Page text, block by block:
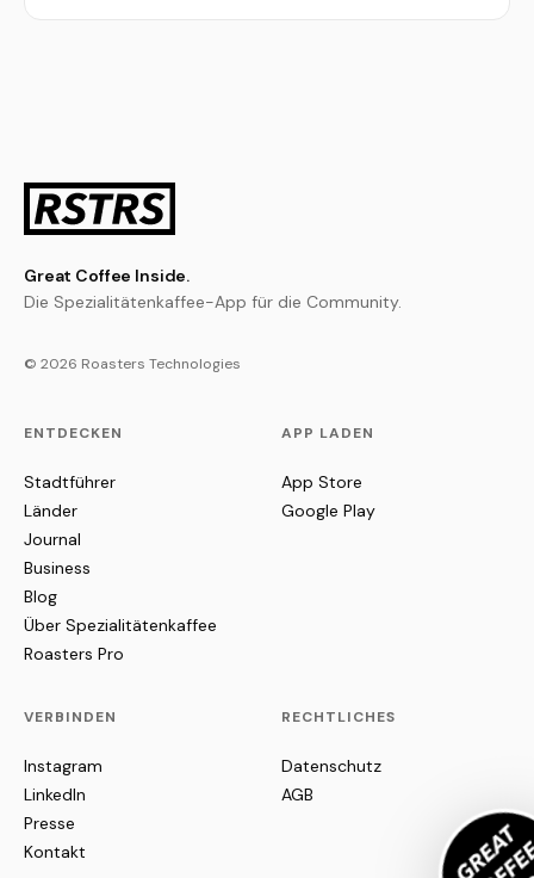
Great Coffee Inside.
Die Spezialitätenkaffee-App für die Community.
© 2026 Roasters Technologies
ENTDECKEN
Stadtführer
Länder
Journal
Business
Blog
Über Spezialitätenkaffee
Roasters Pro
APP LADEN
App Store
Google Play
VERBINDEN
Instagram
LinkedIn
Presse
Kontakt
RECHTLICHES
Datenschutz
AGB